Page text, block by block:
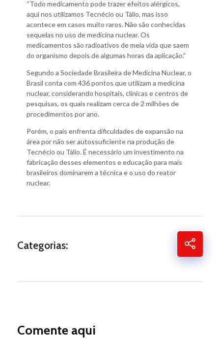
“Todo medicamento pode trazer efeitos alérgicos,
aqui nos utilizamos Tecnécio ou Tálio, mas isso
acontece em casos muito raros. Não são conhecidas
sequelas no uso de medicina nuclear. Os
medicamentos são radioativos de meia vida que saem
do organismo depois de algumas horas da aplicação.”
Segundo a Sociedade Brasileira de Medicina Nuclear, o
Brasil conta com 436 pontos que utilizam a medicina
nuclear, considerando hospitais, clínicas e centros de
pesquisas, os quais realizam cerca de 2 milhões de
procedimentos por ano.
Porém, o país enfrenta dificuldades de expansão na
área por não ser autossuficiente na produção de
Tecnécio ou Tálio. É necessário um investimento na
fabricação desses elementos e educação para mais
brasileiros dominarem a técnica e o uso do reator
nuclear.
Categorias:
Comente aqui